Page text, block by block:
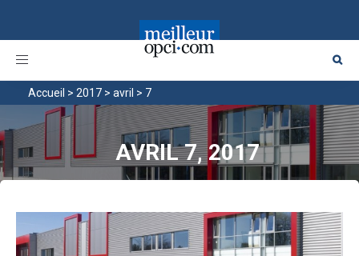
Toggle
Accueil > 2017 > avril > 7
AVRIL 7, 2017